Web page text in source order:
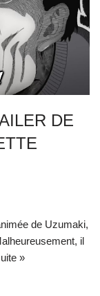
DE
de Uzumaki,
il
»